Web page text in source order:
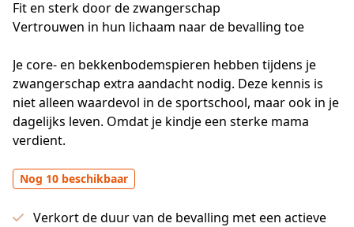
Fit en sterk door de zwangerschap
Vertrouwen in hun lichaam naar de bevalling toe
Je core- en bekkenbodemspieren hebben tijdens je
zwangerschap extra aandacht nodig. Deze kennis is
niet alleen waardevol in de sportschool, maar ook in je
dagelijks leven. Omdat je kindje een sterke mama
verdient.
Nog 10 beschikbaar
Verkort de duur van de bevalling met een actieve